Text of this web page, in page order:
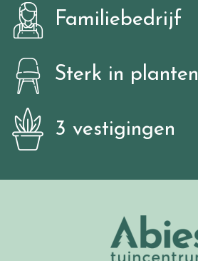
Familiebedrijf
Sterk in planten
3 vestigingen